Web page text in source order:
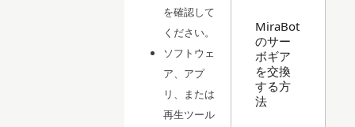
を確認して
ください。
ソフトウェ
ア、アプ
リ、または
再生ツール
MiraBot
のサー
ボギア
を交換
する方
法